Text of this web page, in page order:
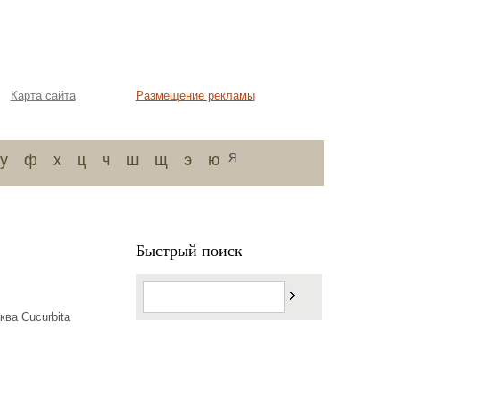
Карта сайта Размещение рекламы
у ф х ц ч ш щ э ю я
Cucurbita
Быстрый поиск